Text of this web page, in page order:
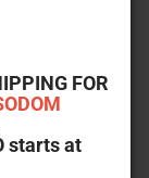
FOR
starts at